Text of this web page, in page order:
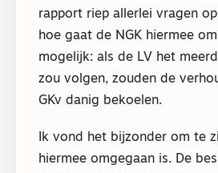
rapport riep allerlei vragen
hoe gaat de NGK hiermee
mogelijk: als de LV het
zou volgen, zouden de
GKv danig bekoelen.
Ik vond het bijzonder om te
hiermee omgegaan is. De